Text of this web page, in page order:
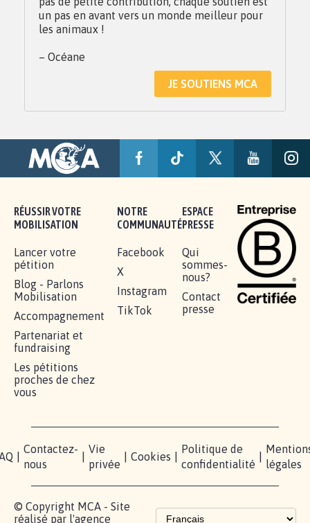
un pas en avant vers un monde meilleur pour
les animaux !
– Océane
JE SOUTIENS MCA
RÉUSSIR VOTRE
MOBILISATION
Lancer votre
pétition
Blog - Parlons
Mobilisation
Accompagnement
Partenariat et
fundraising
Les pétitions
proches de chez
vous
NOTRE
COMMUNAUTÉ
Facebook
X
Instagram
TikTok
ESPACE
PRESSE
Qui
sommes-
nous?
Contact
presse
Contactez-
nous
Vie
privée
Cookies
Politique de
confidentialité
légales
© Copyright MCA - Site
réalisé par l'agence